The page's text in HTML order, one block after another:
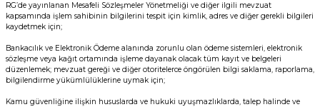
RG’de yayınlanan Mesafeli Sözleşmeler Yönetmeliği ve diğer ilgili mevzuat
kapsamında işlem sahibinin bilgilerini tespit için kimlik, adres ve diğer gerekli bilgileri
kaydetmek için;
Bankacılık ve Elektronik Ödeme alanında zorunlu olan ödeme sistemleri, elektronik
sözleşme veya kağıt ortamında işleme dayanak olacak tüm kayıt ve belgeleri
düzenlemek; mevzuat gereği ve diğer otoritelerce öngörülen bilgi saklama, raporlama,
bilgilendirme yükümlülüklerine uymak için;
Kamu güvenliğine ilişkin hususlarda ve hukuki uyuşmazlıklarda, talep halinde ve